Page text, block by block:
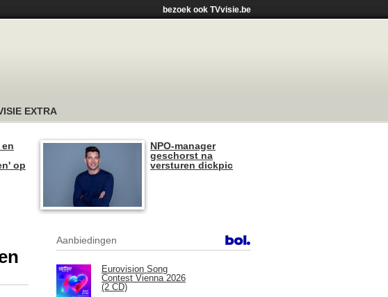
bezoek ook TVvisie.be
EXTRA
op
NPO-manager
geschorst na
versturen dickpic
Aanbiedingen
Eurovision Song
Contest Vienna 2026
(2 CD)